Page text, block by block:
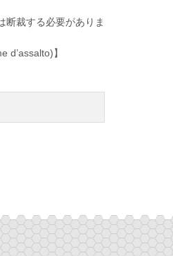
裁する必要がありま
d’assalto)】